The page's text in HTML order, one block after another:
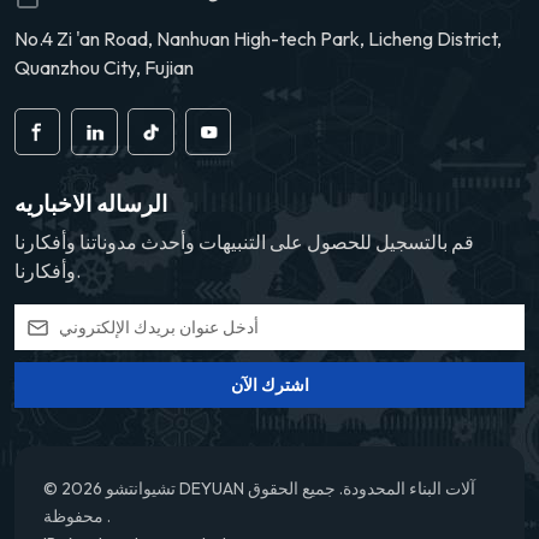
No.4 Zi 'an Road, Nanhuan High-tech Park, Licheng District,
Quanzhou City, Fujian
الرساله الاخباريه
قم بالتسجيل للحصول على التنبيهات وأحدث مدوناتنا وأفكارنا
وأفكارنا.
اشترك الآن
© 2026 تشيوانتشو DEYUAN آلات البناء المحدودة. جميع الحقوق
محفوظة .